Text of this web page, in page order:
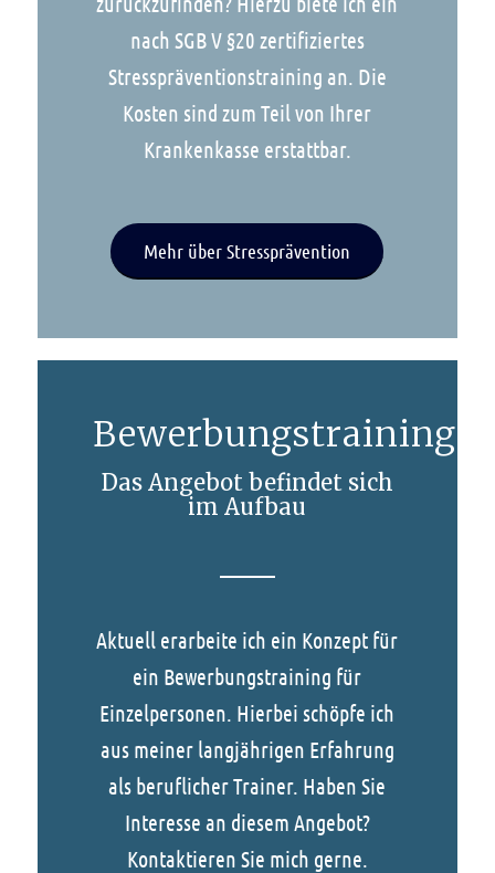
nach SGB V §20 zertifiziertes
Stresspräventionstraining an. Die
Kosten sind zum Teil von Ihrer
Krankenkasse erstattbar.
Mehr über Stressprävention
Bewerbungstraining
Das Angebot befindet sich
im Aufbau
Aktuell erarbeite ich ein Konzept für
ein Bewerbungstraining für
Einzelpersonen. Hierbei schöpfe ich
aus meiner langjährigen Erfahrung
als beruflicher Trainer. Haben Sie
Interesse an diesem Angebot?
Kontaktieren Sie mich gerne.